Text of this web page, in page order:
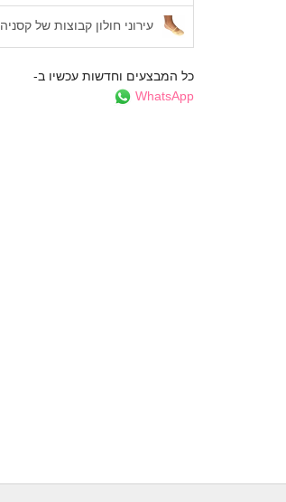
עירוני חולון קבוצות של קסניה
כל המבצעים וחדשות עכשיו ב-
WhatsApp